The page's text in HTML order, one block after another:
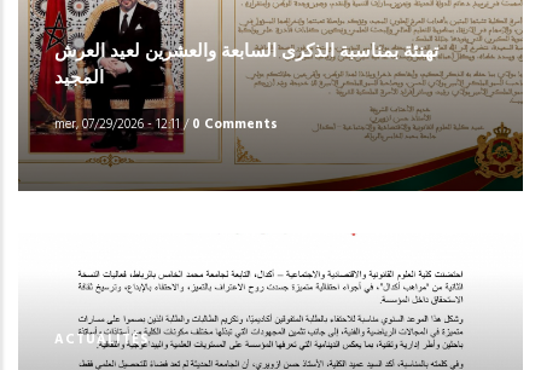
تهنئة بمناسبة الذكرى السابعة والعشرين لعيد العرش
المجيد
mer, 07/29/2026 - 12:11/0 Comments
ACTUALITÉS